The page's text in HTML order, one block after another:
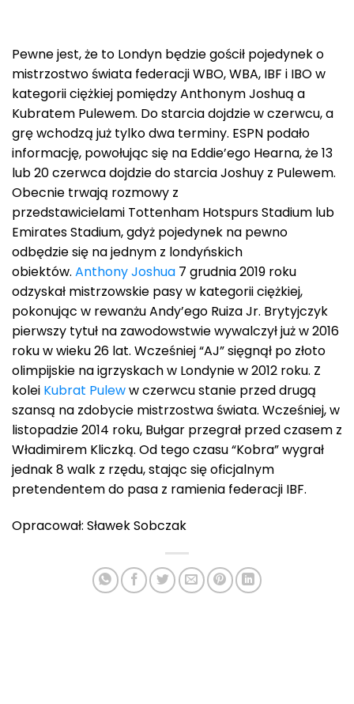
Pewne jest, że to Londyn będzie gościł pojedynek o
mistrzostwo świata federacji WBO, WBA, IBF i IBO w
kategorii ciężkiej pomiędzy Anthonym Joshuą a
Kubratem Pulewem. Do starcia dojdzie w czerwcu, a
grę wchodzą już tylko dwa terminy. ESPN podało
informację, powołując się na Eddie’ego Hearna, że 13
lub 20 czerwca dojdzie do starcia Joshuy z Pulewem.
Obecnie trwają rozmowy z
przedstawicielami Tottenham Hotspurs Stadium lub
Emirates Stadium, gdyż pojedynek na pewno
odbędzie się na jednym z londyńskich
obiektów. Anthony Joshua 7 grudnia 2019 roku
odzyskał mistrzowskie pasy w kategorii ciężkiej,
pokonując w rewanżu Andy’ego Ruiza Jr. Brytyjczyk
pierwszy tytuł na zawodowstwie wywalczył już w 2016
roku w wieku 26 lat. Wcześniej “AJ” sięgnął po złoto
olimpijskie na igrzyskach w Londynie w 2012 roku. Z
kolei Kubrat Puleww czerwcu stanie przed drugą
szansą na zdobycie mistrzostwa świata. Wcześniej, w
listopadzie 2014 roku, Bułgar przegrał przed czasem z
Władimirem Kliczką. Od tego czasu “Kobra” wygrał
jednak 8 walk z rzędu, stając się oficjalnym
pretendentem do pasa z ramienia federacji IBF.
Opracował: Sławek Sobczak